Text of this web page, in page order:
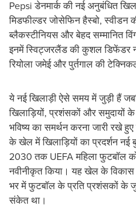
Pepsi डेनमार्क की नई अनुबंधित
मिडफील्डर जोसेफिन हैस्बो, स्वीडन
ब्लैकस्टीनियस और बेहद सम्मानित
इनमें स्विट्जरलैंड की कुशल डिफेंडर
रियोला जमेई और पुर्तगाल की
ये नई खिलाड़ी ऐसे समय में जुड़ी हैं
खिलाड़ियों, प्रशंसकों और समुदायों
भविष्य का समर्थन करना जारी रखे
के खेल में खिलाड़ियों का प्रदर्शन नई
2030 तक UEFA महिला फुटबॉल
नवीनीकृत किया। यह खेल के
भर में फुटबॉल के प्रति प्रशंसकों के
संकेत था।